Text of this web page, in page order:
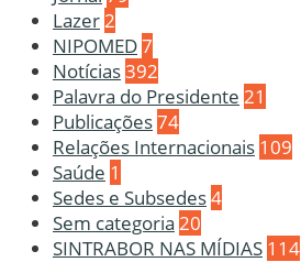
Lazer 2
NIPOMED7
Notícias392
Palavra do Presidente 21
Publicações74
Relações Internacionais 109
Saúde 1
Sedes e Subsedes4
Sem categoria 20
SINTRABOR NAS MÍDIAS 114